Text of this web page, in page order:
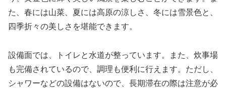
た、春には山菜、夏には高原の涼しさ、冬には雪景色と、
四季折々の美しさを堪能できます。
設備面では、トイレと水道が整っています。また、炊事場
も完備されているので、調理も便利に行えます。ただし、
シャワーなどの設備はないので、長期滞在の際は注意が必